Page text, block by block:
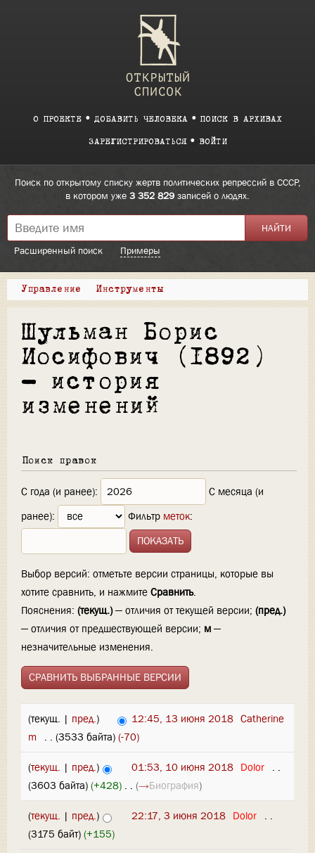
О ПРОЕКТЕ ДОБАВИТЬ ЧЕЛОВЕКА ПОИСК В АРХИВАХ
ЗАРЕГИСТРИРОВАТЬСЯ ВОЙТИ
Поиск по открытому списку жертв политических репрессий в СССР,
в котором уже 3 352 829 записей о людях.
Расширенный поиск Примеры
Управление Инструменты
Шульман Борис
Иосифович (1892)
— история
изменений
Поиск правок
С года (и ранее):
С месяца (и
ранее):
Фильтр меток:
Выбор версий: отметьте версии страницы, которые вы
хотите сравнить, и нажмите Сравнить.
Пояснения: (текущ.)— отличия от текущей версии; (пред.)
— отличия от предшествующей версии; м —
незначительные изменения.
(текущ. | пред.) 12:45, 13 июня 2018 Catherine
m
. . (3533 байта) (-70)
(текущ. | пред.) 01:53, 10 июня 2018 Dolor . .
(3603 байта) (+428) . . (→Биография)
(текущ. | пред.) 22:17, 3 июня 2018 Dolor . .
(3175 байт) (+155)